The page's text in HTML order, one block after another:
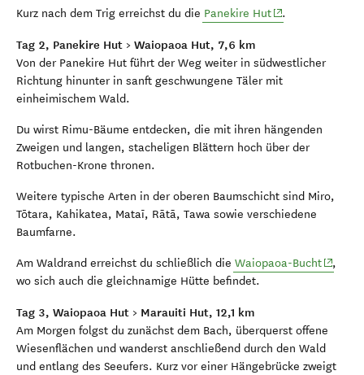
Kurz nach dem Trig erreichst du die Panekire Hut(opens in new
.
Tag 2, Panekire Hut > Waiopaoa Hut, 7,6 km
Von der Panekire Hut führt der Weg weiter in südwestlicher
Richtung hinunter in sanft geschwungene Täler mit
einheimischem Wald.
Du wirst Rimu-Bäume entdecken, die mit ihren hängenden
Zweigen und langen, stacheligen Blättern hoch über der
Rotbuchen-Krone thronen.
Weitere typische Arten in der oberen Baumschicht sind Miro,
Tōtara, Kahikatea, Mataī, Rātā, Tawa sowie verschiedene
Baumfarne.
Am Waldrand erreichst du schließlich die Waiopaoa-Bucht(opens
,
wo sich auch die gleichnamige Hütte befindet.
Tag 3, Waiopaoa Hut > Marauiti Hut, 12,1 km
Am Morgen folgst du zunächst dem Bach, überquerst offene
Wiesenflächen und wanderst anschließend durch den Wald
und entlang des Seeufers. Kurz vor einer Hängebrücke zweigt